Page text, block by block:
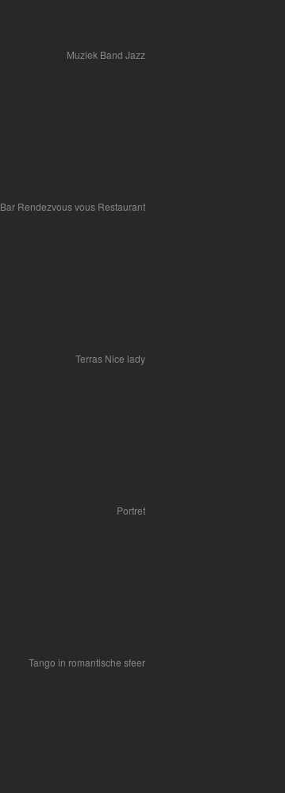
Muziek Band Jazz
Bar Rendezvous vous Restaurant
Terras Nice lady
Portret
Tango in romantische sfeer